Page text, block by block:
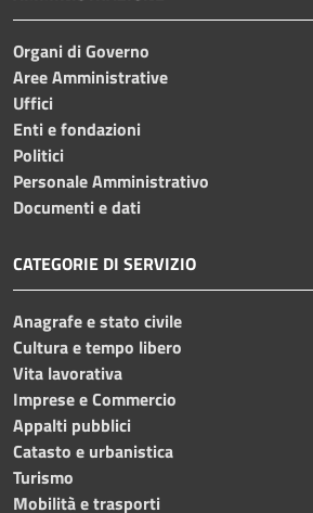
Organi di Governo
Aree Amministrative
Uffici
Enti e fondazioni
Politici
Personale Amministrativo
Documenti e dati
CATEGORIE DI SERVIZIO
Anagrafe e stato civile
Cultura e tempo libero
Vita lavorativa
Imprese e Commercio
Appalti pubblici
Catasto e urbanistica
Turismo
Mobilità e trasporti